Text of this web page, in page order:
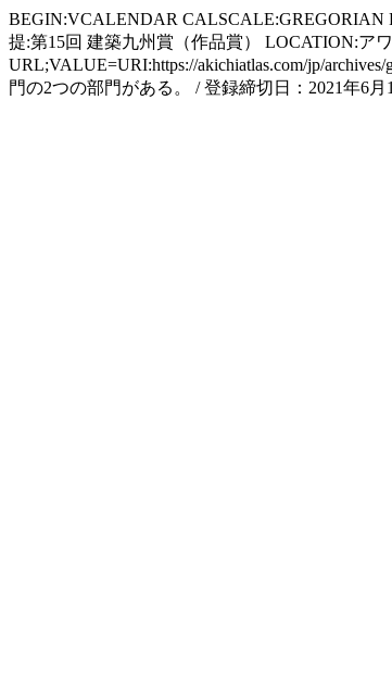
BEGIN:VCALENDAR CALSCALE:GREGORIAN
提:第15回 建築九州賞（作品賞） LOCATION:ア
URL;VALUE=URI:https://akichiatlas.com/jp/
門の2つの部門がある。 / 登録締切日：2021年6